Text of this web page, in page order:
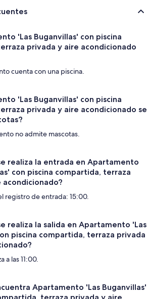
'Las Buganvillas' con piscina
privada y aire acondicionado
cuenta con una piscina.
'Las Buganvillas' con piscina
privada y aire acondicionado se
no admite mascotas.
realiza la entrada en Apartamento
con piscina compartida, terraza
registro de entrada: 15:00.
realiza la salida en Apartamento 'Las
piscina compartida, terraza privada
a las 11:00.
Apartamento 'Las Buganvillas'